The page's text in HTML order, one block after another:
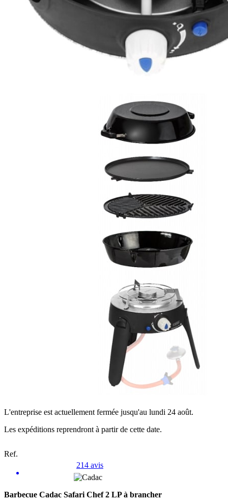
L'entreprise est actuellement fermée jusqu'au lundi 24 août.
Les expéditions reprendront à partir de cette date.
Ref.
214 avis
Barbecue Cadac Safari Chef 2 LP à brancher